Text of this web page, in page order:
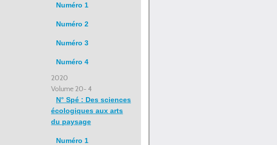
Numéro 1
Numéro 2
Numéro 3
Numéro 4
2020
Volume 20- 4
N° Spé : Des sciences
écologiques aux arts
du paysage
Numéro 1